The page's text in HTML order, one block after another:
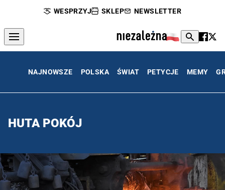
WESPRZYJ SKLEP NEWSLETTER
NAJNOWSZE POLSKA ŚWIAT PETYCJE MEMY
HUTA POKÓJ